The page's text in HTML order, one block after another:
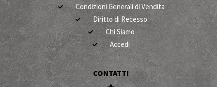
Condizioni Generali di Vendita
Diritto di Recesso
Chi Siamo
Accedi
CONTATTI